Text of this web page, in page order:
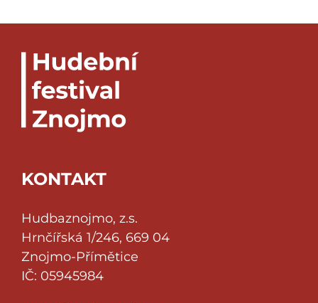
KONTAKT
Hudbaznojmo, z.s.
Hrnčířská 1/246, 669 04
Znojmo-Přímětice
IČ: 05945984